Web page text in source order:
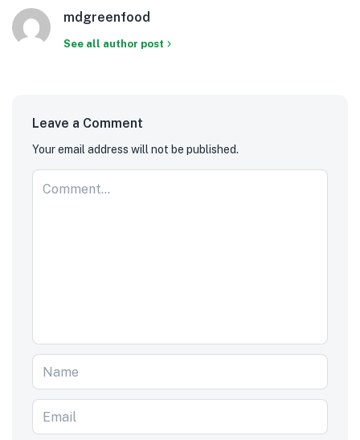
mdgreenfood
See all author post
Leave a Comment
Your email address will not be published.